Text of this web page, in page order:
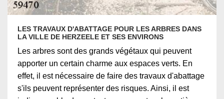
LES TRAVAUX D'ABATTAGE POUR LES ARBRES DANS
LA VILLE DE HERZEELE ET SES ENVIRONS
Les arbres sont des grands végétaux qui peuvent
apporter un certain charme aux espaces verts. En
effet, il est nécessaire de faire des travaux d'abattage
s'ils peuvent représenter des risques. Ainsi, il est